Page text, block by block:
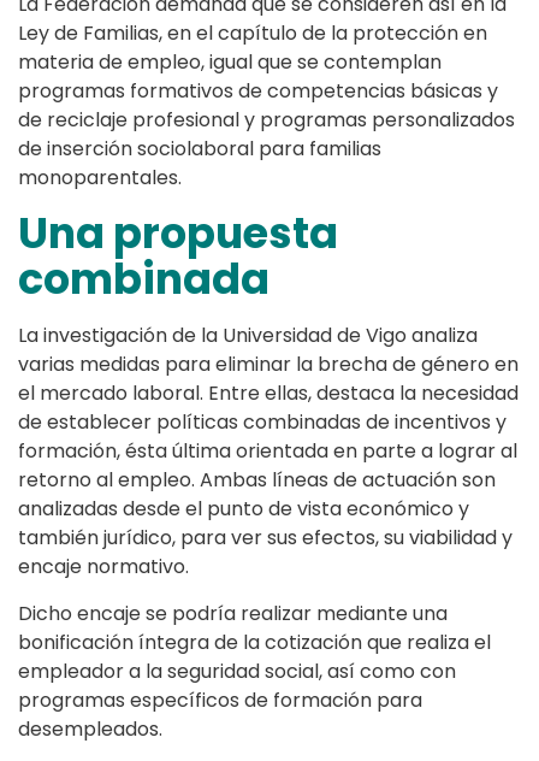
Ley de Familias, en el capítulo de la protección en
materia de empleo, igual que se contemplan
programas formativos de competencias básicas y
de reciclaje profesional y programas personalizados
de inserción sociolaboral para familias
monoparentales.
Una propuesta
combinada
La investigación de la Universidad de Vigo analiza
varias medidas para eliminar la brecha de género en
el mercado laboral. Entre ellas, destaca la necesidad
de establecer políticas combinadas de incentivos y
formación, ésta última orientada en parte a lograr al
retorno al empleo. Ambas líneas de actuación son
analizadas desde el punto de vista económico y
también jurídico, para ver sus efectos, su viabilidad y
encaje normativo.
Dicho encaje se podría realizar mediante una
bonificación íntegra de la cotización que realiza el
empleador a la seguridad social, así como con
programas específicos de formación para
desempleados.